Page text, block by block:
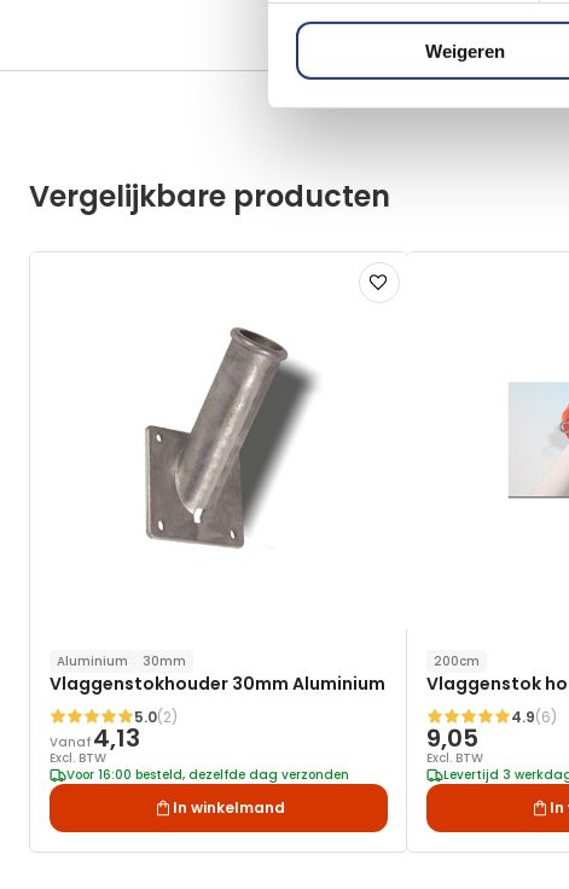
Weigeren
Vergelijkbare producten
Voeg
toe
Aluminium 30mm
Vlaggenstokhouder 30mm Aluminium
Waardering:
5.0(2)
Vanaf 4,13
Excl. BTW
Voor 16:00 besteld, dezelfde dag verzonden
In winkelmand
200cm
Vlaggenstok
Waardering:4.9(6)
9,05
Excl. BTW
Levertijd 3
In